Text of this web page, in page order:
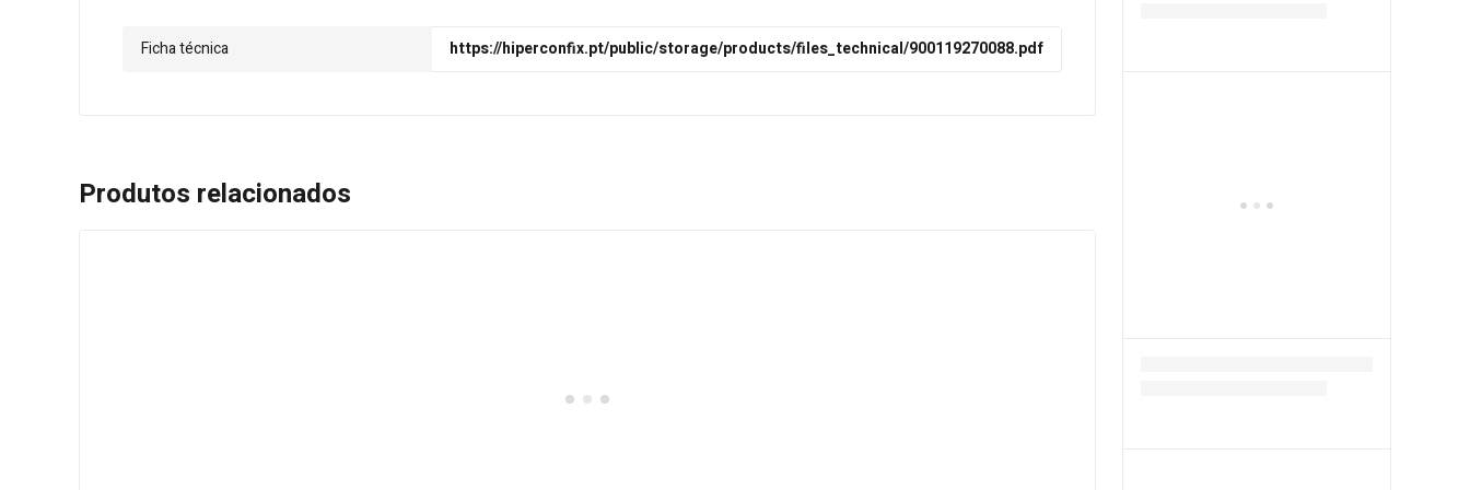
Ficha técnica https://hiperconfix.pt/public/storage/products/files_technical/900119270088.pdf
Produtos relacionados